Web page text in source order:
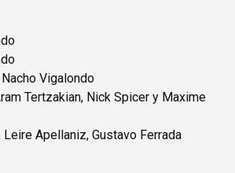
Vigalondo
Tertzakian, Nick Spicer y Maxime
Leire Apellaniz, Gustavo Ferrada